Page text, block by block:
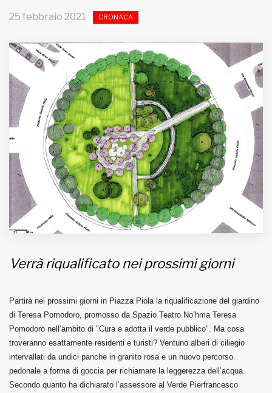
HOME
MUNICIPI
Inviateci le vostre segnalazioni
Iscriviti alla newsletter
www.viveremilano.info
Fondato e diretto da Enzo De
Bernardis
EDB edizioni - Via Brivio angolo C.
Imbonati, 89 20159 Milano (Italia)
25 febbraio 2021 CRONACA
Verrà riqualificato nei prossimi giorni
Partirà nei prossimi giorni in Piazza Piola la riqualificazione del giardino
di Teresa Pomodoro, promosso da Spazio Teatro No’hma Teresa
Pomodoro nell’ambito di "Cura e adotta il verde pubblico". Ma cosa
troveranno esattamente residenti e turisti? Ventuno alberi di ciliegio
intervallati da undici panche in granito rosa e un nuovo percorso
pedonale a forma di goccia per richiamare la leggerezza dell’acqua.
Secondo quanto ha dichiarato l’assessore al Verde Pierfrancesco